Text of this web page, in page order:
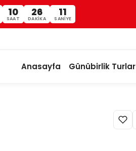
10
SAAT
26
DAKIKA
10
SANIYE
Anasayfa Günübirlik Turlar